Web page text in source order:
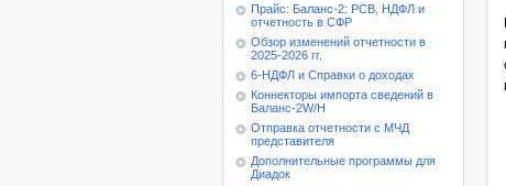
Прайс: Баланс-2: РСВ, НДФЛ и
отчетность в СФР
Обзор изменений отчетности в
2025-2026 гг.
6-НДФЛ и Справки о доходах
Коннекторы импорта сведений в
Баланс-2W/Н
Отправка отчетности с МЧД
представителя
Дополнительные программы для
Диадок